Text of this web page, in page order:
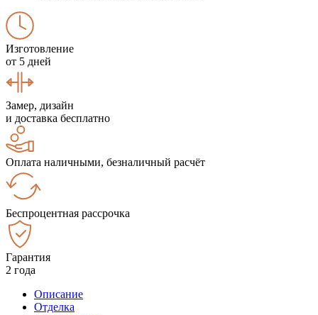
Изготовление
от 5 дней
Замер, дизайн
и доставка бесплатно
Оплата наличными, безналичный расчёт
Беспроцентная рассрочка
Гарантия
2 года
Описание
Отделка